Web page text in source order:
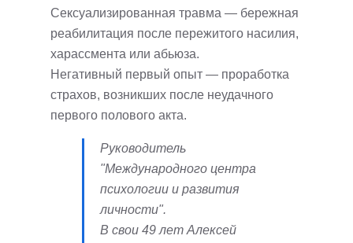
Сексуализированная травма — бережная
реабилитация после пережитого насилия,
харассмента или абьюза.
Негативный первый опыт — проработка
страхов, возникших после неудачного
первого полового акта.
Руководитель
"Международного центра
психологии и развития
личности".
В свои 49 лет Алексей